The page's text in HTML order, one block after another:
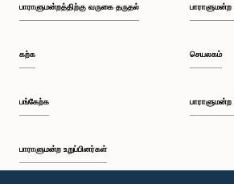
பாராளுமன்றத்திற்கு வருகை தருதல்
கற்க
பங்கேற்க
பாராளுமன்ற உறுப்பினர்கள்
செயலகம்